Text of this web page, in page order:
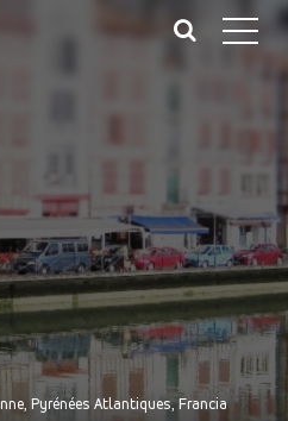
Pyrénées Atlantiques, Francia